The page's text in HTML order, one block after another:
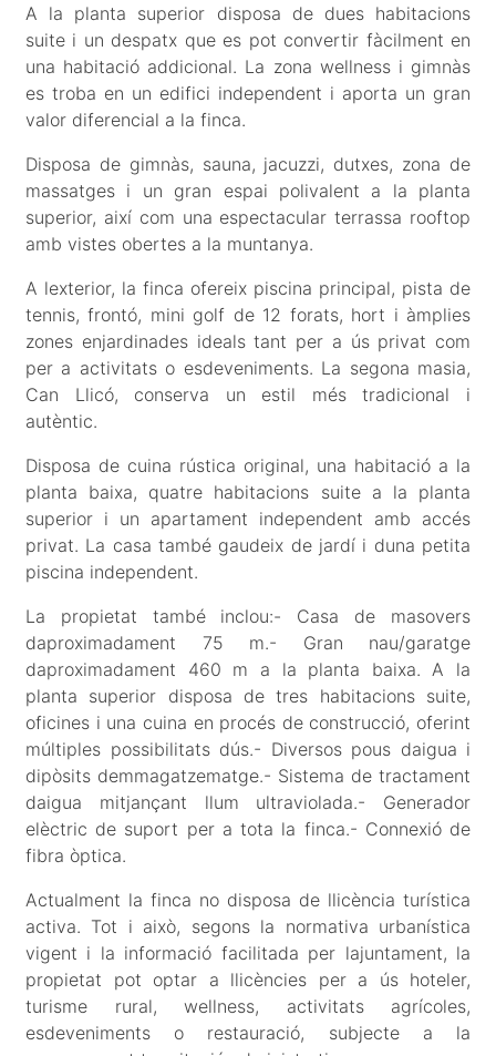
A la planta superior disposa de dues habitacions
suite i un despatx que es pot convertir fàcilment en
una habitació addicional. La zona wellness i gimnàs
es troba en un edifici independent i aporta un gran
valor diferencial a la finca.
Disposa de gimnàs, sauna, jacuzzi, dutxes, zona de
massatges i un gran espai polivalent a la planta
superior, així com una espectacular terrassa rooftop
amb vistes obertes a la muntanya.
A lexterior, la finca ofereix piscina principal, pista de
tennis, frontó, mini golf de 12 forats, hort i àmplies
zones enjardinades ideals tant per a ús privat com
per a activitats o esdeveniments. La segona masia,
Can Llicó, conserva un estil més tradicional i
autèntic.
Disposa de cuina rústica original, una habitació a la
planta baixa, quatre habitacions suite a la planta
superior i un apartament independent amb accés
privat. La casa també gaudeix de jardí i duna petita
piscina independent.
La propietat també inclou:- Casa de masovers
daproximadament 75 m.- Gran nau/garatge
daproximadament 460 m a la planta baixa. A la
planta superior disposa de tres habitacions suite,
oficines i una cuina en procés de construcció, oferint
múltiples possibilitats dús.- Diversos pous daigua i
dipòsits demmagatzematge.- Sistema de tractament
daigua mitjançant llum ultraviolada.- Generador
elèctric de suport per a tota la finca.- Connexió de
fibra òptica.
Actualment la finca no disposa de llicència turística
activa. Tot i això, segons la normativa urbanística
vigent i la informació facilitada per lajuntament, la
propietat pot optar a llicències per a ús hoteler,
turisme rural, wellness, activitats agrícoles,
esdeveniments o restauració, subjecte a la